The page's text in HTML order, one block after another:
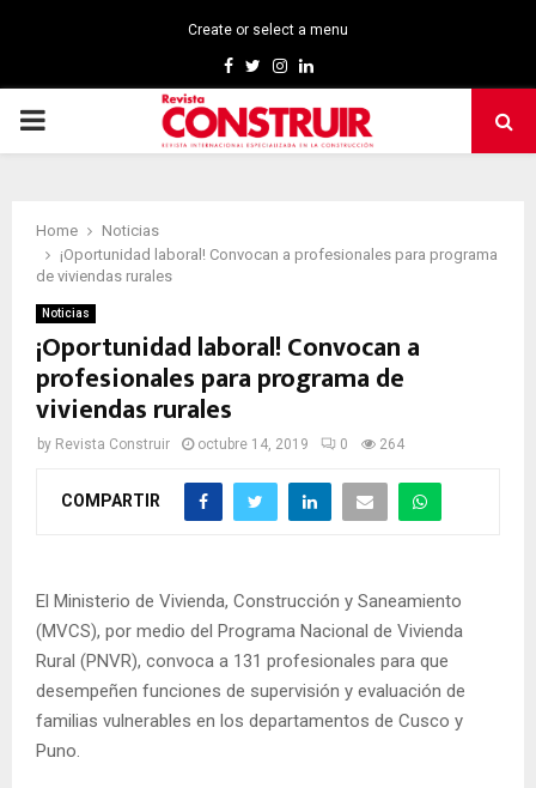
Create or select a menu
Facebook
TwitterInstagram
Linkedin
PRIMARY
Home
Noticias
¡Oportunidad laboral! Convocan a profesionales para programa
de viviendas rurales
Noticias
¡Oportunidad laboral! Convocan a
profesionales para programa de
viviendas rurales
by Revista Construir octubre 14, 2019 0 264
COMPARTIR
El Ministerio de Vivienda, Construcción y Saneamiento
(MVCS), por medio del Programa Nacional de Vivienda
Rural (PNVR), convoca a 131 profesionales para que
desempeñen funciones de supervisión y evaluación de
familias vulnerables en los departamentos de Cusco y
Puno.